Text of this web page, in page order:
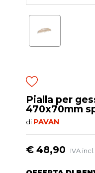
Pialla per
470x70mm
di PAVAN
€ 48,90 IVA incl.